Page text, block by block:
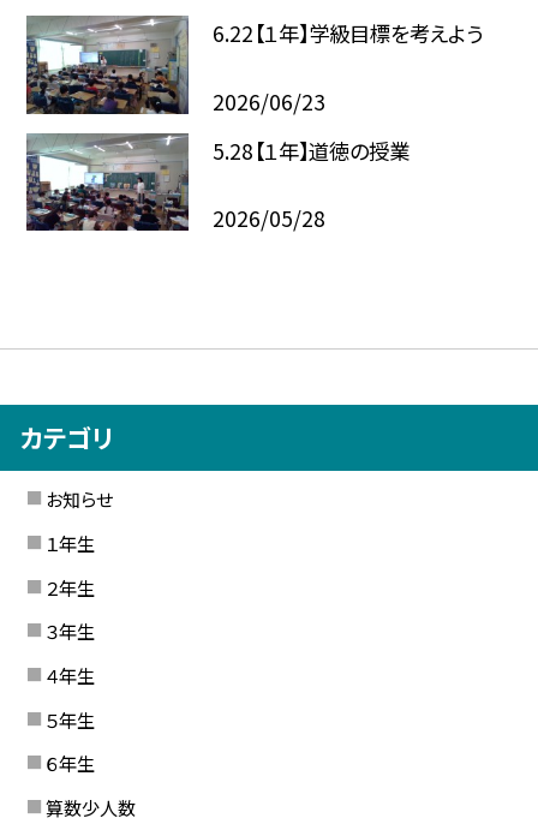
6.22【１年】学級目標を考えよう
2026/06/23
5.28【１年】道徳の授業
2026/05/28
カテゴリ
お知らせ
１年生
２年生
３年生
４年生
５年生
６年生
算数少人数